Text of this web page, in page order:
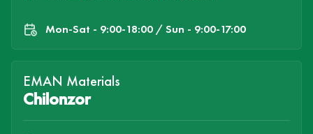
Mon-Sat - 9:00-18:00 / Sun - 9:00-17:00
EMAN Materials
Chilonzor